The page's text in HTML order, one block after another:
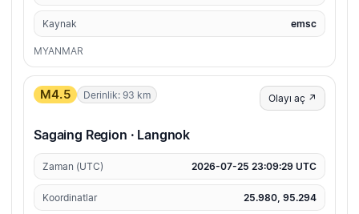
Kaynak emsc
MYANMAR
M4.5 Derinlik: 93 km Olayı aç ↗
Sagaing Region · Langnok
Zaman (UTC) 2026-07-25 23:09:29 UTC
Koordinatlar 25.980, 95.294